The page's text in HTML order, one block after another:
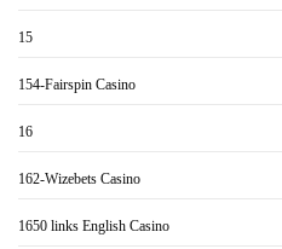
15
154-Fairspin Casino
16
162-Wizebets Casino
1650 links English Casino